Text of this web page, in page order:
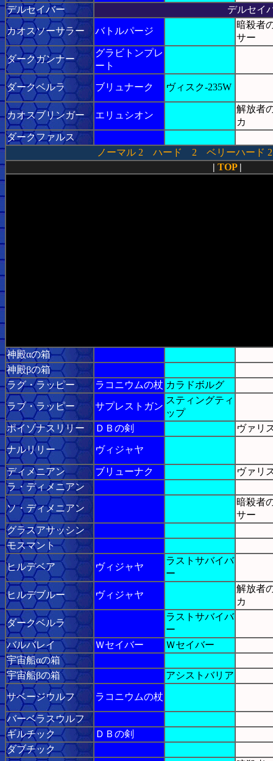
デルセイバー
デルセイ
カオスソーサラー バトルパージ
暗殺者
サー
ダークガンナー
グラビトンプレ
ート
ダークベルラ ブリュナーク ヴィスク-235W
カオスブリンガー エリュシオン
解放者
カ
ダークファルス
ノーマル 2 ハード 2 ベリーハード 2
| TOP|
神殿αの箱
神殿βの箱
ラグ・ラッピー
ラコニウムの杖 カラドボルグ
ラブ・ラッピー サプレストガン
スティングティ
ップ
ポイゾナスリリー
ＤＢの剣 ヴァリ
ナルリリー ヴィジャヤ
ディメニアン ブリューナク
ヴァリ
ラ・ディメニアン
ソ・ディメニアン
暗殺者
サー
グラスアサッシン
モスマント
ヒルデベア ヴィジャヤ
ラストサバイバ
ー
ヒルデブルー ヴィジャヤ
解放者
カ
ダークベルラ
ラストサバイバ
ー
バルバレイ
Ｗセイバー
Ｗセイバー
宇宙船αの箱
宇宙船βの箱
アシストバリア
サベージウルフ ラコニウムの杖
バーベラスウルフ
ギルチック
ＤＢの剣
ダブチック